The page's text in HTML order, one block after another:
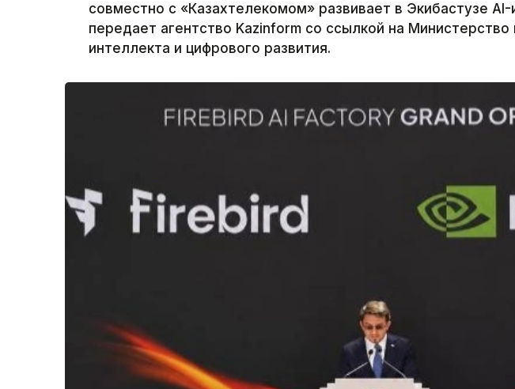
совместно с «Казахтелекомом» развивает в Экибастузе AI-
передает агентство Kazinform со ссылкой на Министерство
интеллекта и цифрового развития.